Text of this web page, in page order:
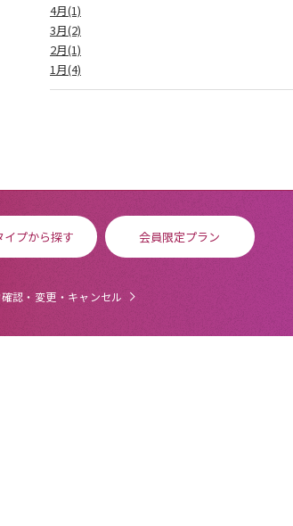
4月(1)
3月(2)
2月(1)
1月(4)
イプから探す 会員限定プラン
認・変更・キャンセル